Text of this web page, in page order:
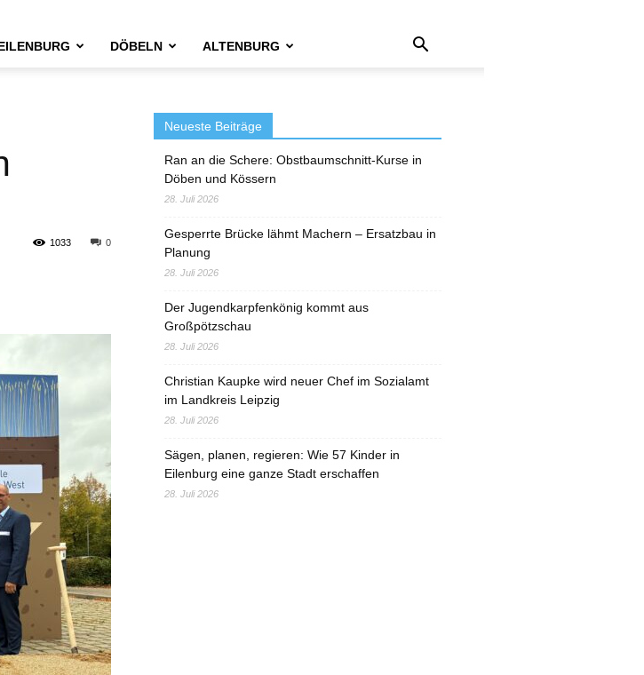
DÖBELN ALTENBURG
0
1033
Neueste Beiträge
Ran an die Schere: Obstbaumschnitt-Kurse in
Döben und Kössern
28. Juli 2026
Gesperrte Brücke lähmt Machern – Ersatzbau in
Planung
28. Juli 2026
Der Jugendkarpfenkönig kommt aus
Großpötzschau
28. Juli 2026
Christian Kaupke wird neuer Chef im Sozialamt
im Landkreis Leipzig
28. Juli 2026
Sägen, planen, regieren: Wie 57 Kinder in
Eilenburg eine ganze Stadt erschaffen
28. Juli 2026